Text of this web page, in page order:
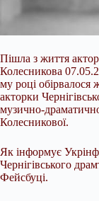
Пішла з життя
Колесникова
му році обірвалося
акторки
музично-
Колесникової.
Як інформує
Чернігівського
Фейсбуці.